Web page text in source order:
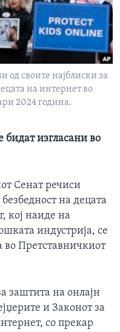
своите најблиски за
на интернет во
2024 година.
изгласани во
Сенат речиси
на децата
кој наиде на
индустрија, се
во Претставничкиот
заштита на онлајн
и Законот за
со прекар